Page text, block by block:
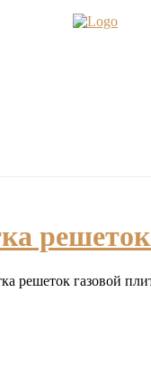
решеток газовой